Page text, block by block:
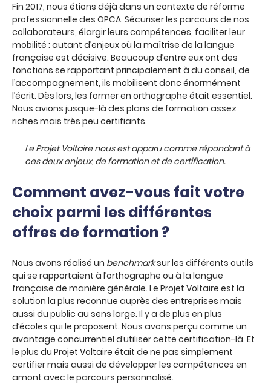
Fin 2017, nous étions déjà dans un contexte de réforme
professionnelle des OPCA. Sécuriser les parcours de nos
collaborateurs, élargir leurs compétences, faciliter leur
mobilité : autant d’enjeux où la maîtrise de la langue
française est décisive. Beaucoup d’entre eux ont des
fonctions se rapportant principalement à du conseil, de
l’accompagnement, ils mobilisent donc énormément
l’écrit. Dès lors, les former en orthographe était essentiel.
Nous avions jusque-là des plans de formation assez
riches mais très peu certifiants.
Le Projet Voltaire nous est apparu comme répondant à
ces deux enjeux, de formation et de certification.
Comment avez-vous fait votre
choix parmi les différentes
offres de formation ?
Nous avons réalisé un benchmarksur les différents outils
qui se rapportaient à l’orthographe ou à la langue
française de manière générale. Le Projet Voltaire est la
solution la plus reconnue auprès des entreprises mais
aussi du public au sens large. Il y a de plus en plus
d’écoles qui le proposent. Nous avons perçu comme un
avantage concurrentiel d’utiliser cette certification-là. Et
le plus du Projet Voltaire était de ne pas simplement
certifier mais aussi de développer les compétences en
amont avec le parcours personnalisé.